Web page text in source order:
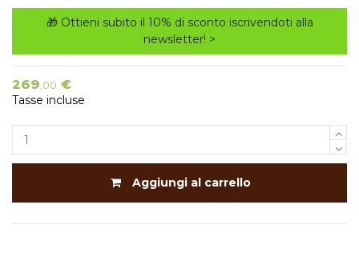
🎁 Ottieni subito il 10% di sconto iscrivendoti alla
newsletter! >
269,00 €
Tasse incluse
Aggiungi al carrello